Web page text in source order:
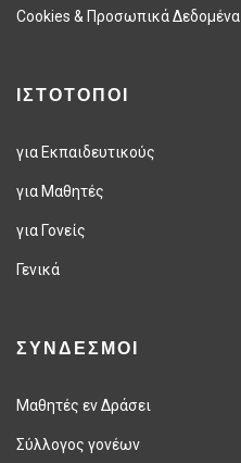
Cookies & Προσωπικά Δεδομένα
ΙΣΤΟΤΟΠΟΙ
για Εκπαιδευτικούς
για Μαθητές
για Γονείς
Γενικά
ΣΥΝΔΕΣΜΟΙ
Μαθητές εν Δράσει
Σύλλογος γονέων